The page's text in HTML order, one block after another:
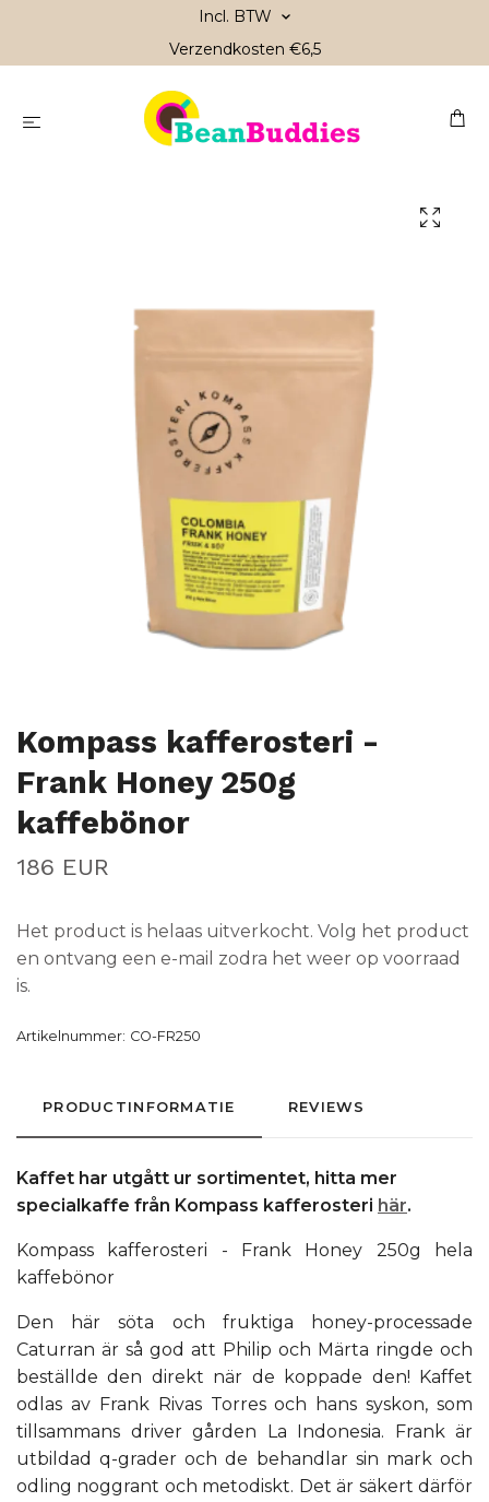
Incl. BTW
Verzendkosten €6,5
Kompass kafferosteri -
Frank Honey 250g
kaffebönor
186 EUR
Het product is helaas uitverkocht. Volg het product
en ontvang een e-mail zodra het weer op voorraad
is.
Artikelnummer: CO-FR250
PRODUCTINFORMATIE REVIEWS
Kaffet har utgått ur sortimentet, hitta mer
specialkaffe från Kompass kafferosteri här.
Kompass kafferosteri - Frank Honey 250g hela
kaffebönor
Den här söta och fruktiga honey-processade
Caturran är så god att Philip och Märta ringde och
beställde den direkt när de koppade den! Kaffet
odlas av Frank Rivas Torres och hans syskon, som
tillsammans driver gården La Indonesia. Frank är
utbildad q-grader och de behandlar sin mark och
odling noggrant och metodiskt. Det är säkert därför